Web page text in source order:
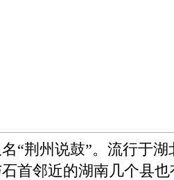
荆州说鼓”。流行于湖
首邻近的湖南几个县